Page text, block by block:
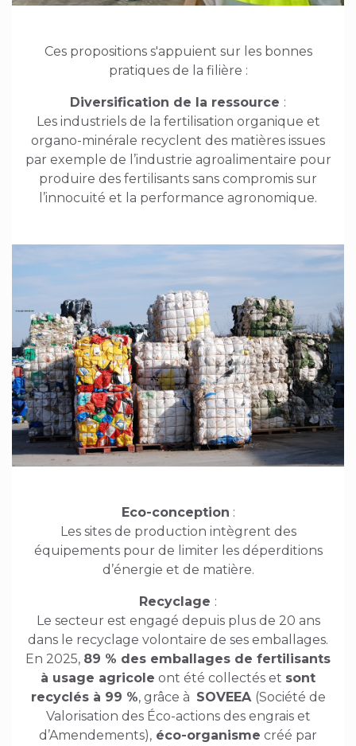
Ces propositions s'appuient sur les bonnes
pratiques de la filière :
Diversification de la ressource :
Les industriels de la fertilisation organique et
organo-minérale recyclent des matières issues
par exemple de l’industrie agroalimentaire pour
produire des fertilisants sans compromis sur
l’innocuité et la performance agronomique.
Eco-conception :
Les sites de production intègrent des
équipements pour de limiter les déperditions
d’énergie et de matière.
Recyclage :
Le secteur est engagé depuis plus de 20 ans
dans le recyclage volontaire de ses emballages.
En 2025, 89 % des emballages de fertilisants
à usage agricole ont été collectés et sont
recyclés à 99 %, grâce à SOVEEA (Société de
Valorisation des Éco-actions des engrais et
d’Amendements), éco-organisme créé par
Image